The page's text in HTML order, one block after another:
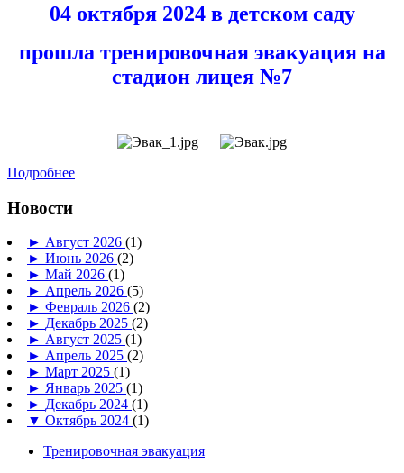
04 октября 2024 в детском саду
прошла тренировочная эвакуация на
стадион лицея №7
Подробнее
Новости
► Август 2026 (1)
► Июнь 2026 (2)
► Май 2026 (1)
► Апрель 2026 (5)
► Февраль 2026 (2)
► Декабрь 2025 (2)
► Август 2025 (1)
► Апрель 2025 (2)
► Март 2025 (1)
► Январь 2025 (1)
► Декабрь 2024 (1)
▼ Октябрь 2024 (1)
Тренировочная эвакуация